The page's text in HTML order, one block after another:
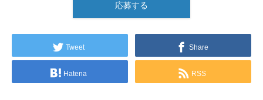
応募する
Tweet Share
Hatena RSS